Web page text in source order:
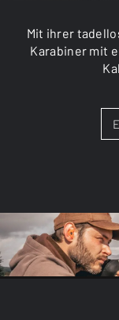
Mit ihrer
Karabiner mit